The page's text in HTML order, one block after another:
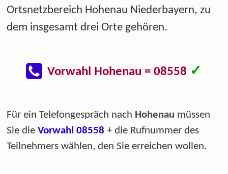
Ortsnetzbereich Hohenau Niederbayern, zu
dem insgesamt drei Orte gehören.
Vorwahl Hohenau = 08558 ✓
Für ein Telefongespräch nach Hohenau müssen
Sie dieVorwahl 08558 + die Rufnummer des
Teilnehmers wählen, den Sie erreichen wollen.